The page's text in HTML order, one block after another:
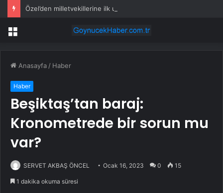
Menü
Anasayfa / Haber
Haber
Beşiktaş’tan baraj:
Kronometrede bir sorun mu
var?
SERVET AKBAŞ ÖNCEL Ocak 16, 2023 0 15
1 dakika okuma süresi